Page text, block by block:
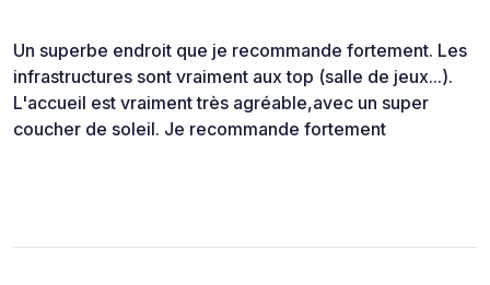
Un superbe endroit que je recommande fortement. Les
infrastructures sont vraiment aux top (salle de jeux...).
L'accueil est vraiment très agréable,avec un super
coucher de soleil. Je recommande fortement